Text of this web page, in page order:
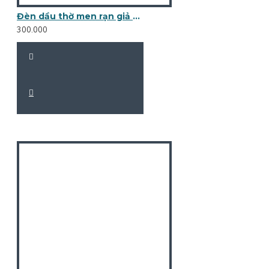
Đèn dầu thờ men rạn giả cổ mini bọc đồng DD15A
300.000